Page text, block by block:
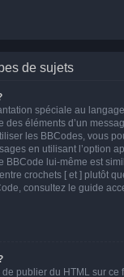
de sujets
spéciale au
des éléments d’un
les BBCodes, vous
en utilisant l’option
BBCode lui-même est
crochets [ et ] plutôt
consultez le guide
de publier du HTML sur ce